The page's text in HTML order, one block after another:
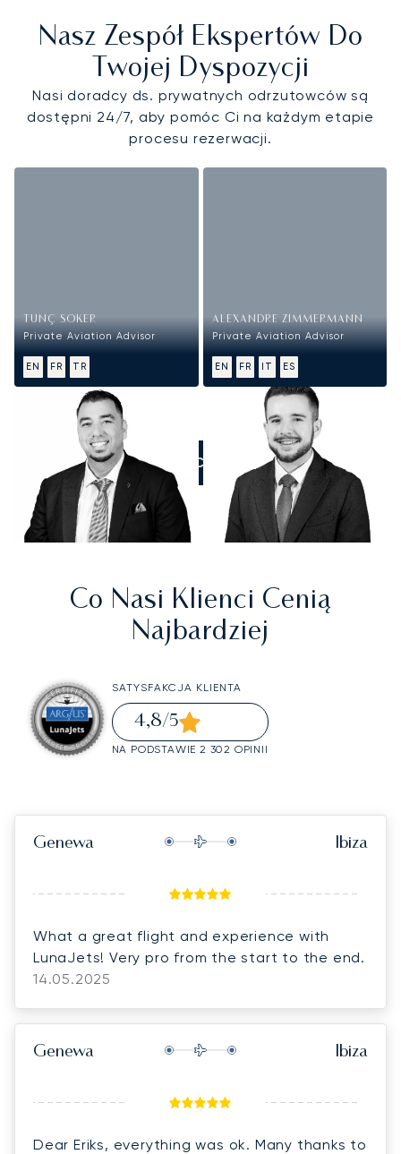
Nasz Zespół Ekspertów Do
Twojej Dyspozycji
Nasi doradcy ds. prywatnych odrzutowców są
dostępni 24/7, aby pomóc Ci na każdym etapie
procesu rezerwacji.
TUNÇ SOKER
Private Aviation Advisor
EN FR TR
ALEXANDRE ZIMMERMANN
Private Aviation Advisor
EN FR IT ES
ZADZWOŃCIE DO NAS
Co Nasi Klienci Cenią
Najbardziej
SATYSFAKCJA KLIENTA
4,8/5
NA PODSTAWIE 2 302 OPINII
Genewa Ibiza
What a great flight and experience with
LunaJets! Very pro from the start to the end.
14.05.2025
Genewa Ibiza
Dear Eriks, everything was ok. Many thanks to